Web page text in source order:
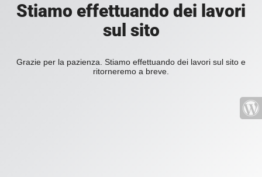
Stiamo effettuando dei lavori
sul sito
Grazie per la pazienza. Stiamo effettuando dei lavori sul sito e
ritorneremo a breve.